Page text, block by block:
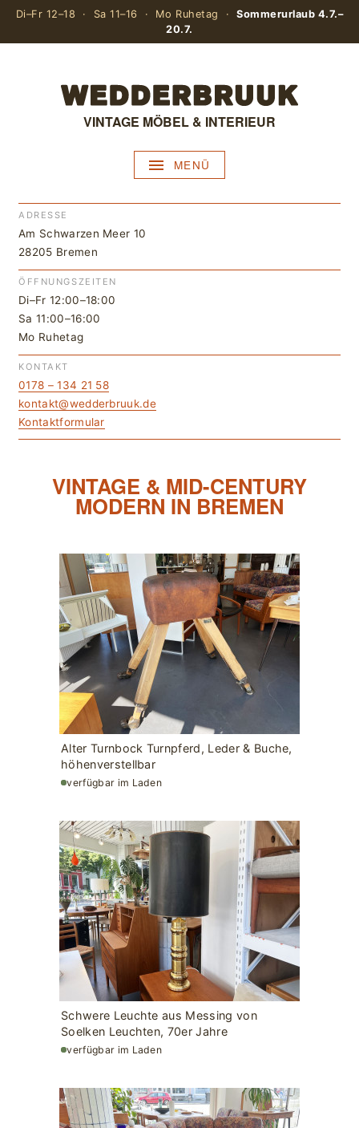
Di–Fr 12–18 · Sa 11–16 · Mo Ruhetag ·Sommerurlaub 4.7.–
20.7.
VINTAGE MÖBEL & INTERIEUR
MENÜ
ADRESSE
Am Schwarzen Meer 10
28205 Bremen
ÖFFNUNGSZEITEN
Di–Fr 12:00–18:00
Sa 11:00–16:00
Mo Ruhetag
KONTAKT
0178 – 134 21 58
kontakt@wedderbruuk.de
Kontaktformular
VINTAGE & MID-CENTURY
MODERN IN BREMEN
Alter Turnbock Turnpferd, Leder & Buche,
höhenverstellbar
verfügbar im Laden
Schwere Leuchte aus Messing von
Soelken Leuchten, 70er Jahre
verfügbar im Laden